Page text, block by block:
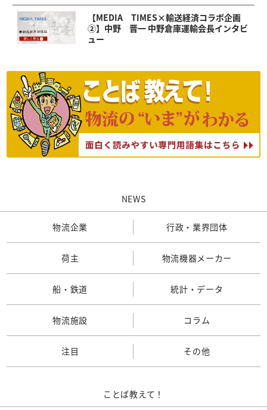
【MEDIA TIMES×輸送経済コラボ企画
②】中野 晋一 中野倉庫運輸会長インタビ
ュー
NEWS
物流企業 行政・業界団体
荷主 物流機器メーカー
船・鉄道 統計・データ
物流施設 コラム
注目 その他
ことば教えて！